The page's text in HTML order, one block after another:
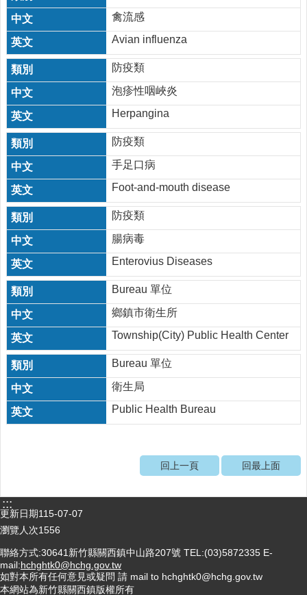
禽流感
Avian influenza
防疫類
泡疹性咽峽炎
Herpangina
防疫類
手足口病
Foot-and-mouth disease
防疫類
腸病毒
Enterovius Diseases
Bureau 單位
鄉鎮市衛生所
Township(City) Public Health Center
Bureau 單位
衛生局
Public Health Bureau
回上一頁 回最上面
:::
更新日期115-07-07
瀏覽人次1556
聯絡方式:30641新竹縣關西鎮中山路207號 TEL:(03)5872335 E-
mail:hchghtk0@hchg.gov.tw
如對本所有任何意見或疑問 請 mail to hchghtk0@hchg.gov.tw
本網站為新竹縣關西鎮版權所有